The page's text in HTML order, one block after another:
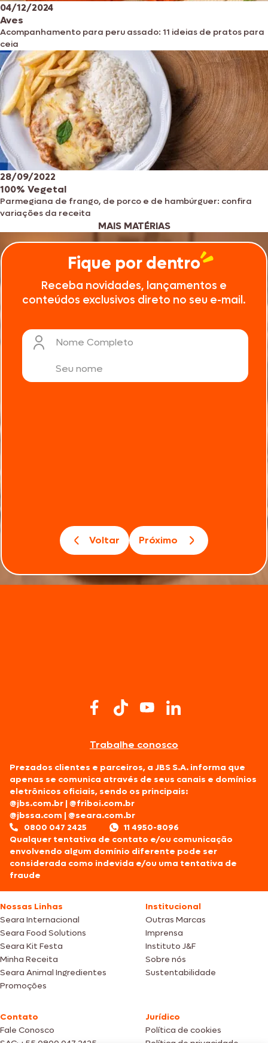
04/12/2024
Aves
Acompanhamento para peru assado: 11 ideias de pratos para
ceia
28/09/2022
100% Vegetal
Parmegiana de frango, de porco e de hambúrguer: confira
variações da receita
MAIS MATÉRIAS
Fique por dentro
Receba novidades, lançamentos e
conteúdos exclusivos direto no seu e-mail.
Nome Completo
Voltar Próximo
Trabalhe conosco
Prezados clientes e parceiros, a JBS S.A. informa que
apenas se comunica através de seus canais e domínios
eletrônicos oficiais, sendo os principais:
@jbs.com.br |@friboi.com.br
@jbssa.com |@seara.com.br
0800 047 2425
11 4950-8096
Qualquer tentativa de contato e/ou comunicação
envolvendo algum domínio diferente pode ser
considerada como indevida e/ou uma tentativa de
fraude
Nossas Linhas
Seara Internacional
Seara Food Solutions
Seara Kit Festa
Minha Receita
Seara Animal Ingredientes
Promoções
Institucional
Outras Marcas
Imprensa
Instituto J&F
Sobre nós
Sustentabilidade
Contato
Fale Conosco
Jurídico
Política de cookies